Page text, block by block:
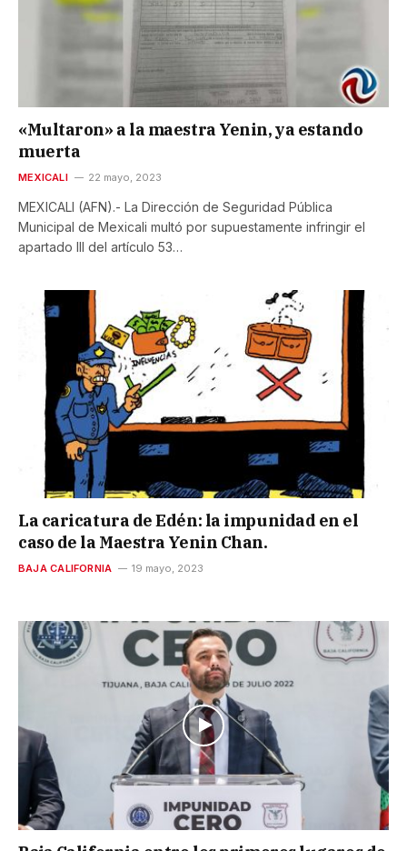
«Multaron» a la maestra Yenin, ya estando
muerta
MEXICALI 22 mayo, 2023
MEXICALI (AFN).- La Dirección de Seguridad Pública
Municipal de Mexicali multó por supuestamente infringir el
apartado III del artículo 53…
La caricatura de Edén: la impunidad en el
caso de la Maestra Yenin Chan.
BAJA CALIFORNIA 19 mayo, 2023